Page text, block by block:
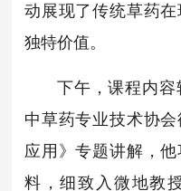
动展现了传统草药
独特价值。
下午，课程内
中草药专业技术协
应用》专题讲解，
料，细致入微地教